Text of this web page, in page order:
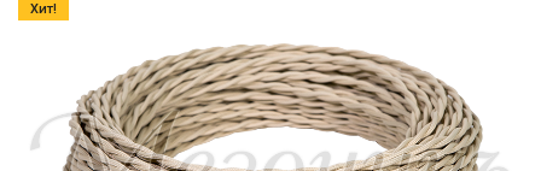
Хит!